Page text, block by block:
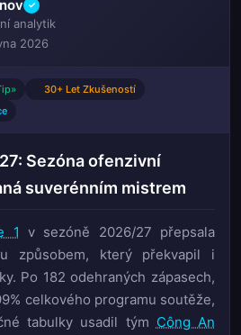
✓
analytik
2026
30+ Let Zkušeností
Sezóna ofenzivní
suverénním mistrem
1 v sezóně 2026/27 přepsala
způsobem, který překvapil i
Po 182 odehraných zápasech,
celkového programu soutěže,
tabulky usadil tým Công An